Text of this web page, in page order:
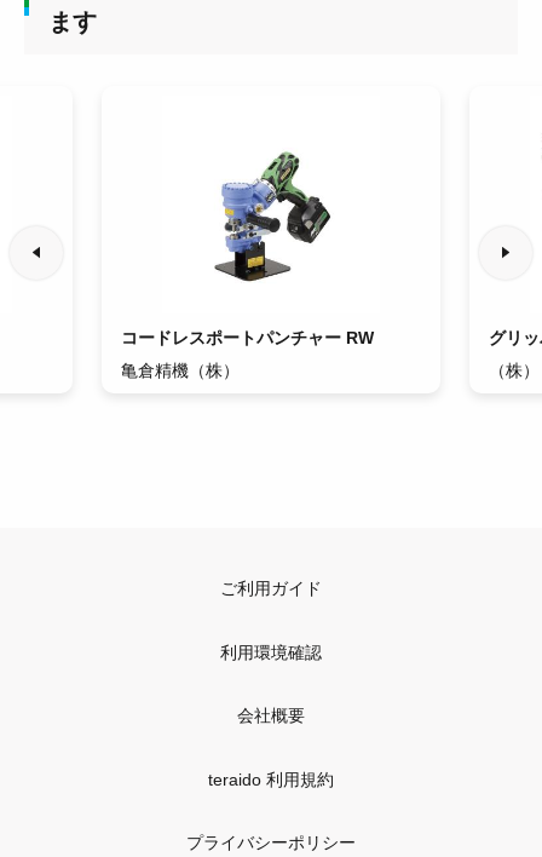
ます
コードレスポートパンチャー RW
亀倉精機（株）
グリ
（株
ご利用ガイド
利用環境確認
会社概要
teraido 利用規約
プライバシーポリシー